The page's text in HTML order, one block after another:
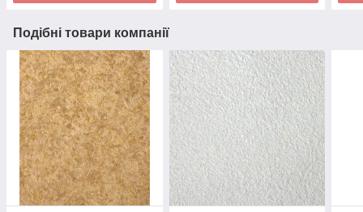
Подібні товари компанії